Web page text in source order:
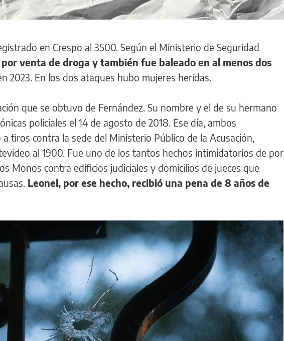
en Crespo al 3500. Según el Ministerio de Seguridad
venta de droga y también fue baleado en al menos dos
2023. En los dos ataques hubo mujeres heridas.
que se obtuvo de Fernández. Su nombre y el de su hermano
policiales el 14 de agosto de 2018. Ese día, ambos
tiros contra la sede del Ministerio Público de la Acusación,
al 1900. Fue uno de los tantos hechos intimidatorios de por
Monos contra edificios judiciales y domicilios de jueces que
Leonel, por ese hecho, recibió una pena de 8 años de